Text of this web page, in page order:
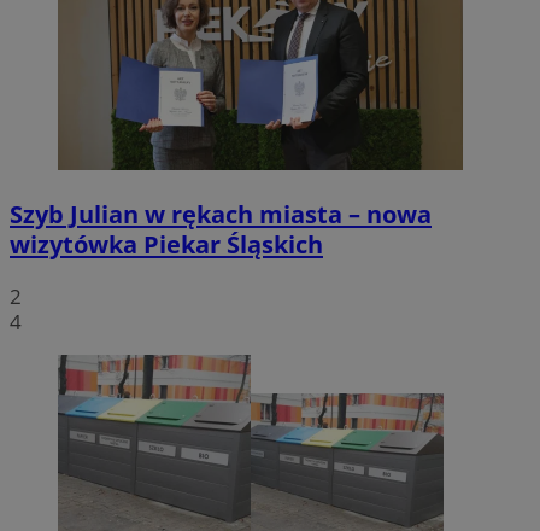
Szyb Julian w rękach miasta – nowa
wizytówka Piekar Śląskich
2
4